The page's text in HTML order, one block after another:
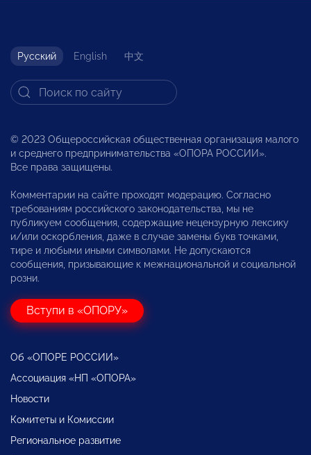
Русский English 中文
© 2023 Общероссийская общественная организация малого
и среднего предпринимательства «ОПОРА РОССИИ».
Все права защищены.
Комментарии на сайте проходят модерацию. Согласно
требованиям российского законодательства, мы не
публикуем сообщения, содержащие нецензурную лексику
и/или оскорбления, даже в случае замены букв точками,
тире и любыми иными символами. Не допускаются
сообщения, призывающие к межнациональной и социальной
розни.
Вступи в «ОПОРУ»
Об «ОПОРЕ РОССИИ»
Ассоциация «НП «ОПОРА»
Новости
Комитеты и Комиссии
Региональное развитие